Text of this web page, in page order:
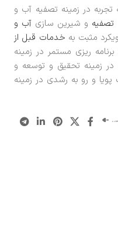
در زمینه تصفیه آب و
تصفیه و شیرین سازی آب و
مثبت به خدمات قبل از
ریزی مستمر در زمینه
در زمینه تحقیق و توسعه و
و رو به رشدی در زمینه
..